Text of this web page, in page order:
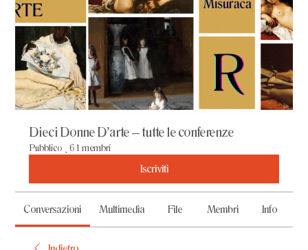
Dieci Donne D'arte – tutte le conferenze
Pubblico 61 membri
Iscriviti
Conversazioni Multimedia File Membri Info